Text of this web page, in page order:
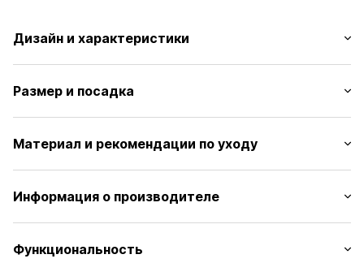
Дизайн и характеристики
Начесный трикотаж
Карманы на молнии
Прошитый подол/край
Печать лейблов
Артикул HUMb2k3002000001
Размер и посадка
Крой: Обычный
Материал и рекомендации по уходу
Материал: 65% Хлопок, 35% Polyester
Информация о производителе
Balticagade 20
Функциональность